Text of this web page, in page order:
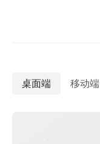
桌面端 移动端